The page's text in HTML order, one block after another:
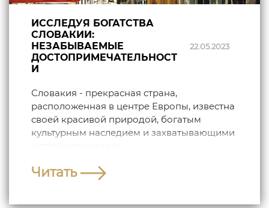
ИССЛЕДУЯ БОГАТСТВА
СЛОВАКИИ:
НЕЗАБЫВАЕМЫЕ
ДОСТОПРИМЕЧАТЕЛЬНОСТ
И
22.05.2023
Словакия - прекрасная страна,
расположенная в центре Европы, известна
своей красивой природой, богатым
культурным наследием и захватывающими
Читать